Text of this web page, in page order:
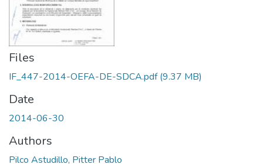
Files
IF_447-2014-OEFA-DE-SDCA.pdf(9.37 MB)
Date
2014-06-30
Authors
Pilco Astudillo, Pitter Pablo